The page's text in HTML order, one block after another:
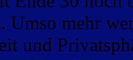
Umso mehr
und